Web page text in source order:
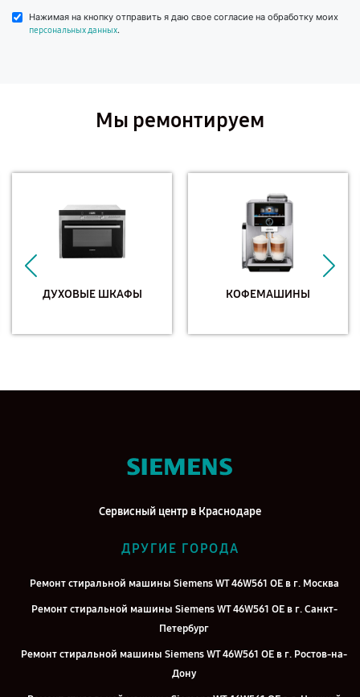
Нажимая на кнопку отправить я даю свое согласие на обработку моих
персональных данных.
Мы ремонтируем
ДУХОВЫЕ ШКАФЫ КОФЕМАШИНЫ
Сервисный центр в Краснодаре
ДРУГИЕ ГОРОДА
Ремонт стиральной машины Siemens WT 46W561 OE в г. Москва
Ремонт стиральной машины Siemens WT 46W561 OE в г. Санкт-
Петербург
Ремонт стиральной машины Siemens WT 46W561 OE в г. Ростов-на-
Дону